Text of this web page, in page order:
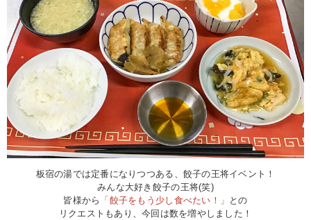
板宿の湯では定番になりつつある、餃子の王将イベント！
みんな大好き餃子の王将(笑)
皆様から 「餃子をもう少し食べたい！」 との
リクエストもあり、今回は数を増やしました！